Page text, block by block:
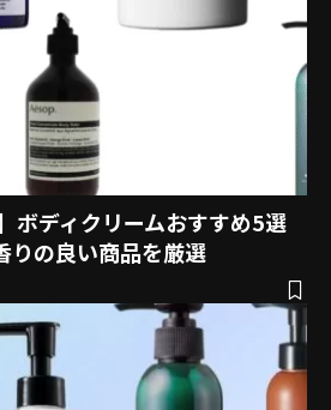
ボディクリームおすすめ5選
りの良い商品を厳選